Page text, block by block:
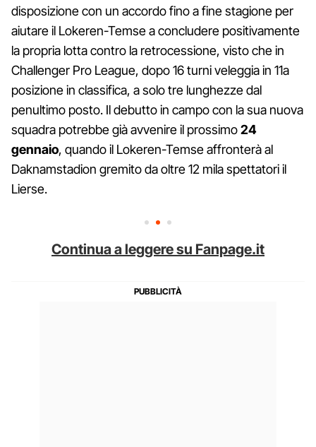
disposizione con un accordo fino a fine stagione per
aiutare il Lokeren-Temse a concludere positivamente
la propria lotta contro la retrocessione, visto che in
Challenger Pro League, dopo 16 turni veleggia in 11a
posizione in classifica, a solo tre lunghezze dal
penultimo posto. Il debutto in campo con la sua nuova
squadra potrebbe già avvenire il prossimo24
gennaio, quando il Lokeren-Temse affronterà al
Daknamstadion gremito da oltre 12 mila spettatori il
Lierse.
Continua a leggere su Fanpage.it